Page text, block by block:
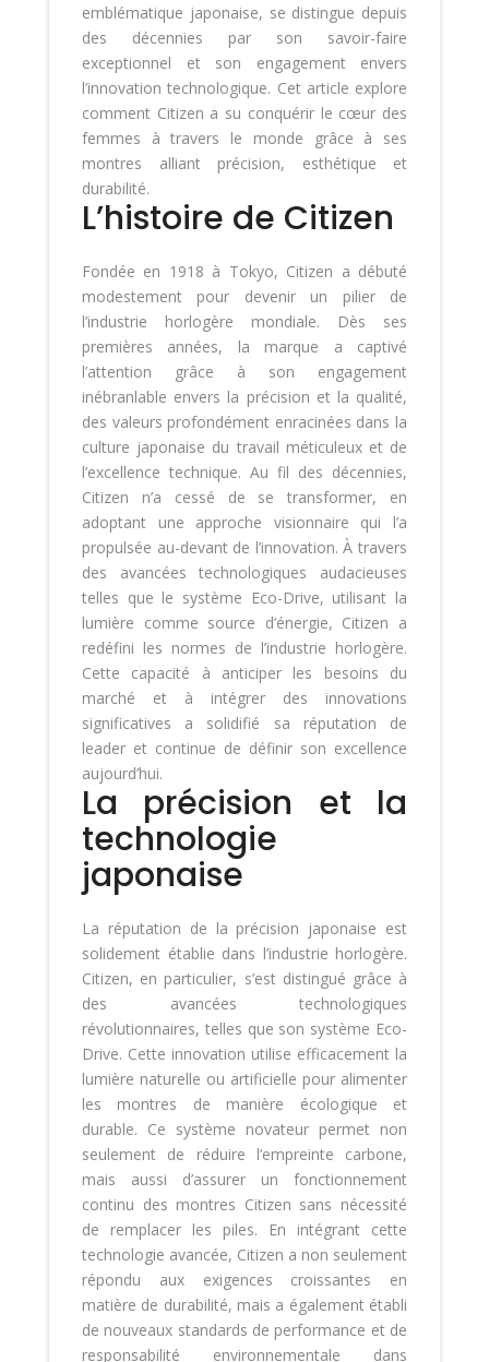
emblématique japonaise, se distingue depuis
des décennies par son savoir-faire
exceptionnel et son engagement envers
l’innovation technologique. Cet article explore
comment Citizen a su conquérir le cœur des
femmes à travers le monde grâce à ses
montres alliant précision, esthétique et
durabilité.
L’histoire de Citizen
Fondée en 1918 à Tokyo, Citizen a débuté
modestement pour devenir un pilier de
l’industrie horlogère mondiale. Dès ses
premières années, la marque a captivé
l’attention grâce à son engagement
inébranlable envers la précision et la qualité,
des valeurs profondément enracinées dans la
culture japonaise du travail méticuleux et de
l’excellence technique. Au fil des décennies,
Citizen n’a cessé de se transformer, en
adoptant une approche visionnaire qui l’a
propulsée au-devant de l’innovation. À travers
des avancées technologiques audacieuses
telles que le système Eco-Drive, utilisant la
lumière comme source d’énergie, Citizen a
redéfini les normes de l’industrie horlogère.
Cette capacité à anticiper les besoins du
marché et à intégrer des innovations
significatives a solidifié sa réputation de
leader et continue de définir son excellence
aujourd’hui.
La précision et la
technologie
japonaise
La réputation de la précision japonaise est
solidement établie dans l’industrie horlogère.
Citizen, en particulier, s’est distingué grâce à
des avancées technologiques
révolutionnaires, telles que son système Eco-
Drive. Cette innovation utilise efficacement la
lumière naturelle ou artificielle pour alimenter
les montres de manière écologique et
durable. Ce système novateur permet non
seulement de réduire l’empreinte carbone,
mais aussi d’assurer un fonctionnement
continu des montres Citizen sans nécessité
de remplacer les piles. En intégrant cette
technologie avancée, Citizen a non seulement
répondu aux exigences croissantes en
matière de durabilité, mais a également établi
de nouveaux standards de performance et de
responsabilité environnementale dans